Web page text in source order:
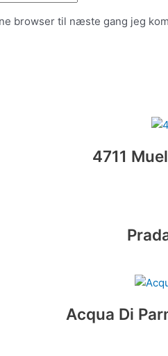
browser til næste gang jeg
4711
Acqua Di